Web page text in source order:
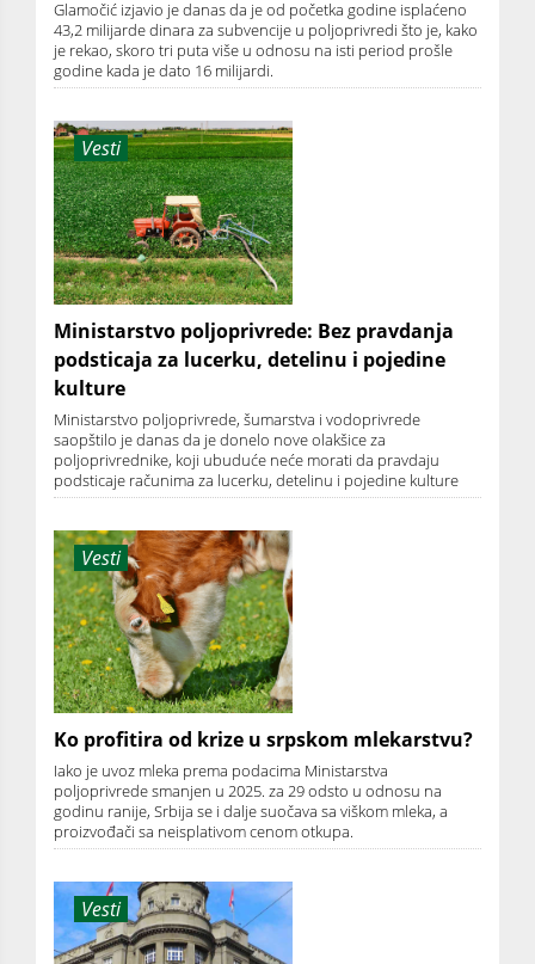
Glamočić izjavio je danas da je od početka godine isplaćeno
43,2 milijarde dinara za subvencije u poljoprivredi što je, kako
je rekao, skoro tri puta više u odnosu na isti period prošle
godine kada je dato 16 milijardi.
Vesti
Ministarstvo poljoprivrede: Bez pravdanja
podsticaja za lucerku, detelinu i pojedine
kulture
Ministarstvo poljoprivrede, šumarstva i vodoprivrede
saopštilo je danas da je donelo nove olakšice za
poljoprivrednike, koji ubuduće neće morati da pravdaju
podsticaje računima za lucerku, detelinu i pojedine kulture
Vesti
Ko profitira od krize u srpskom mlekarstvu?
Iako je uvoz mleka prema podacima Ministarstva
poljoprivrede smanjen u 2025. za 29 odsto u odnosu na
godinu ranije, Srbija se i dalje suočava sa viškom mleka, a
proizvođači sa neisplativom cenom otkupa.
Vesti